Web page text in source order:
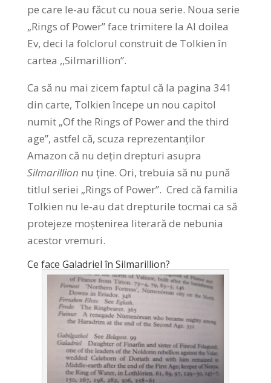
pe care le-au făcut cu noua serie. Noua serie
„Rings of Power” face trimitere la Al doilea
Ev, deci la folclorul construit de Tolkien în
cartea ,,Silmarillion”.
Ca să nu mai zicem faptul că la pagina 341
din carte, Tolkien începe un nou capitol
numit „Of the Rings of Power and the third
age”, astfel că, scuza reprezentanților
Amazon că nu dețin drepturi asupra
Silmarillion nu ține. Ori, trebuia să nu pună
titlul seriei „Rings of Power”. Cred că familia
Tolkien nu le-au dat drepturile tocmai ca să
protejeze moștenirea literară de nebunia
acestor vremuri.
Ce face Galadriel în Silmarillion?